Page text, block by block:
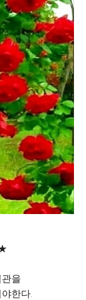
을
한다.